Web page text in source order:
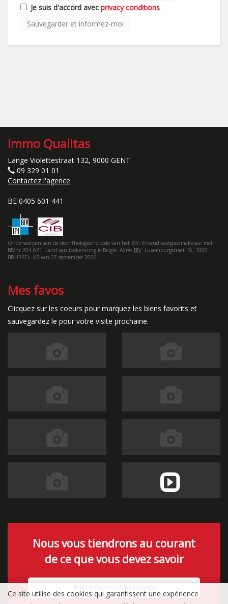
Je suis d'accord avec privacy conditions
Immo Qualitas
Lange Violettestraat 132, 9000 GENT
09 329 01 01
Contactez l'agence
BE 0405 601 441
Onderworpen aan de deonthologische code van het BIV, Erkend vastgoedmakelaar met
BIVnr 204.621. Land van toekenning is België. Adres BIV: Luxemburgstraat 16, 1000
BRUSSEL. KB van 27 september 2006
Mes favos
Clicquez sur les coeurs pour marquez les biens favorits et
sauvegardez le pour votre visite prochaine.
Nous vous tiendrons au courant
de ce que vous devez savoir
Ce site utilise des cookies qui garantissent une expérience